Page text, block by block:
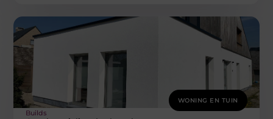
WONING EN TUIN
Builds